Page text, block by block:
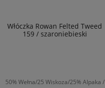
Włóczka Rowan Felted Tweed
159 / szaroniebieski
50% Wełna/25 Wiskoza/25% Alpaka /